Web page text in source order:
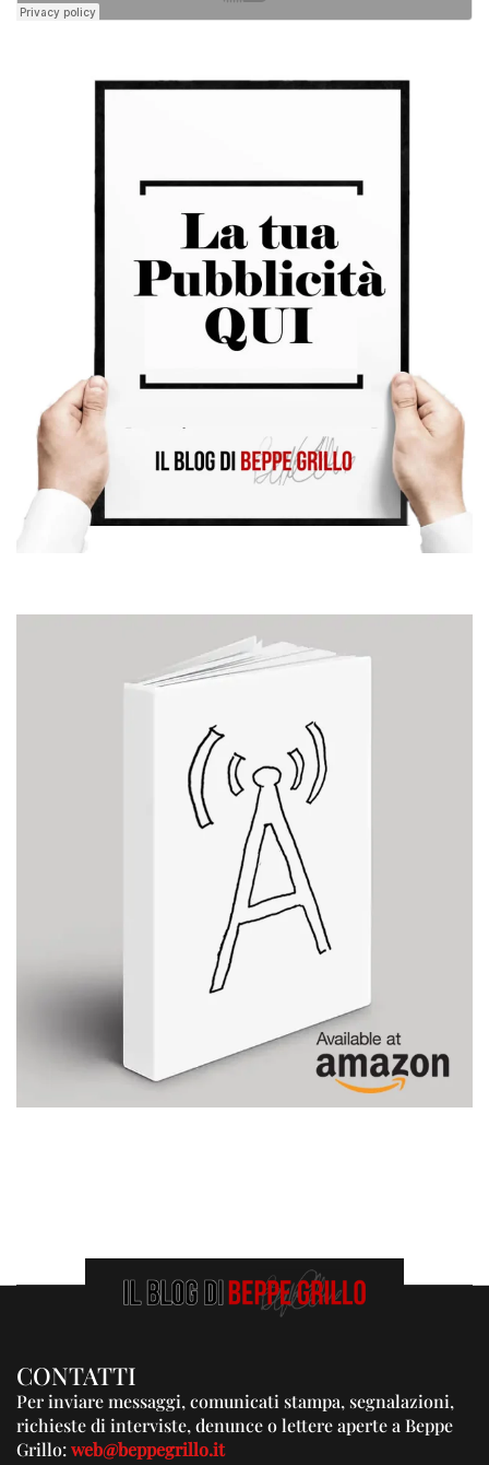
CONTATTI
Per inviare messaggi, comunicati stampa, segnalazioni,
richieste di interviste, denunce o lettere aperte a Beppe
Grillo:web@beppegrillo.it